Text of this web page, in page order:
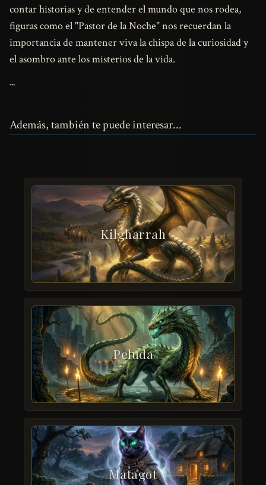
contar historias y de entender el mundo que nos rodea,
figuras como el "Pastor de la Noche" nos recuerdan la
importancia de mantener viva la chispa de la curiosidad y
el asombro ante los misterios de la vida.
```
Además, también te puede interesar...
Kilgharrah
Peluda
Matagot